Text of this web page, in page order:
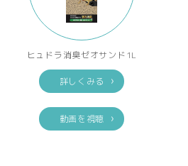
ヒュドラ消臭ゼオサンド1L
詳しくみる
動画を視聴